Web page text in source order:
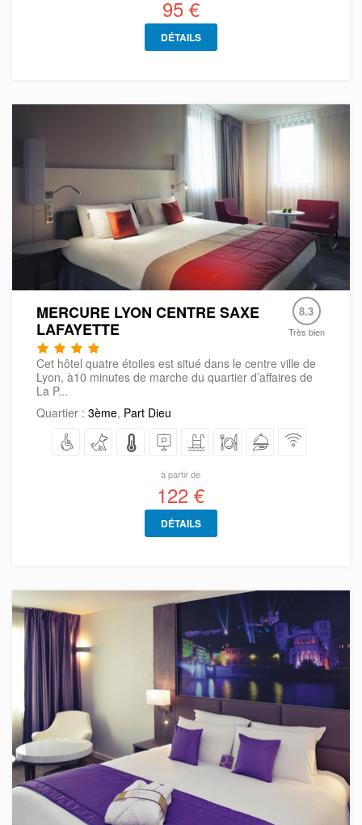
95 €
DÉTAILS
MERCURE LYON CENTRE SAXE
LAFAYETTE
8.3
Très bien
Cet hôtel quatre étoiles est situé dans le centre ville de
Lyon, à10 minutes de marche du quartier d’affaires de
La P...
Quartier : 3ème, Part Dieu
à partir de
122 €
DÉTAILS